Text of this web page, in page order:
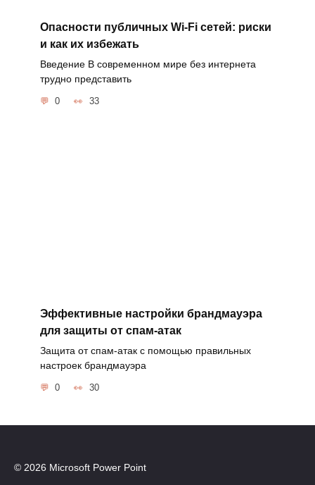
Опасности публичных Wi-Fi сетей: риски
и как их избежать
Введение В современном мире без интернета
трудно представить
0 33
Эффективные настройки брандмауэра
для защиты от спам-атак
Защита от спам-атак с помощью правильных
настроек брандмауэра
0 30
© 2026 Microsoft Power Point